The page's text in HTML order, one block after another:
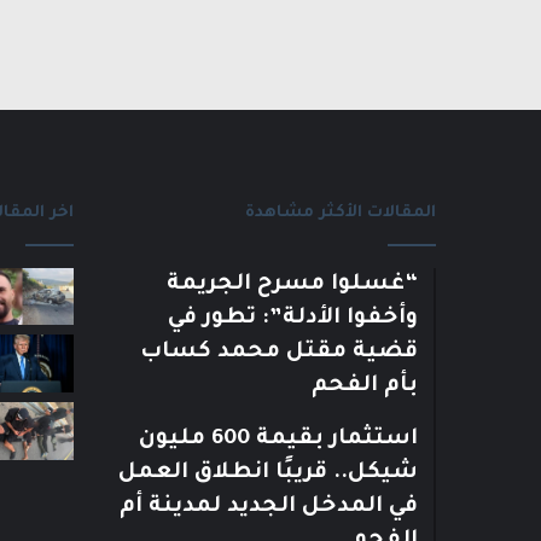
المقالات الأكثر مشاهدة
“غسلوا مسرح الجريمة
وأخفوا الأدلة”: تطور في
قضية مقتل محمد كساب
بأم الفحم
استثمار بقيمة 600 مليون
شيكل.. قريبًا انطلاق العمل
في المدخل الجديد لمدينة أم
اخر